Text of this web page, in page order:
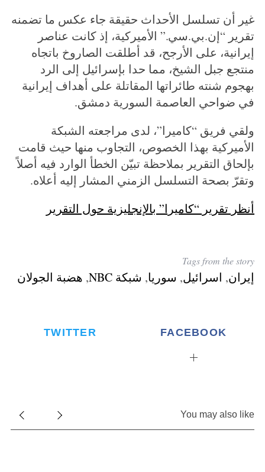
غير أن تسلسل الأحداث حقيقة جاء عكس ما تضمنه
تقرير “إن.بي.سي.” الأميركية، إذ كانت عناصر
إيرانية، على الأرجح، قد أطلقت الصاروخ باتجاه
منتجع جبل الشيخ، مما حدا بإسرائيل إلى الرد
بهجوم شنته طائراتها المقاتلة على أهداف إيرانية
في ضواحي العاصمة السورية دمشق.
ولقي فريق “كاميرا”، لدى مراجعته الشبكة
الأميركية بهذا الخصوص، التجاوب منها حيث قامت
بإلحاق التقرير بملاحظة تبيّن الخطأ الوارد فيه أصلاً
وتقرّ بصحة التسلسل الزمني المشار إليه أعلاه.
أنظر تقرير “كاميرا” بالإنجليزية حول التقرير
Tags from the story
إيران, اسرائيل, سوريا, شبكة NBC , هضبة الجولان
FACEBOOK
TWITTER
You may also like